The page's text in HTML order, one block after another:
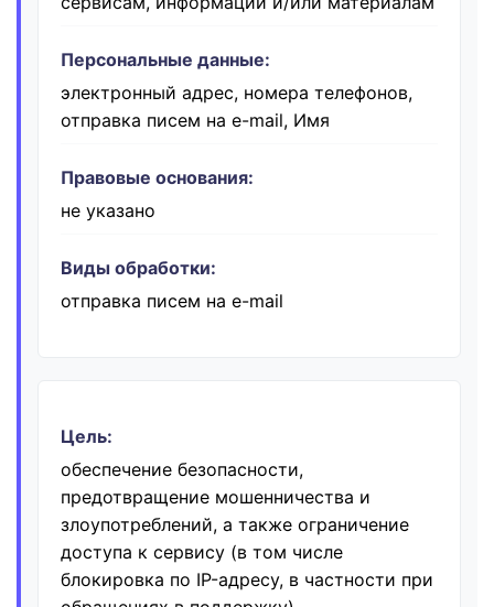
Персональные данные:
электронный адрес, номера телефонов,
отправка писем на e-mail, Имя
Правовые основания:
не указано
Виды обработки:
отправка писем на e-mail
Цель:
обеспечение безопасности,
предотвращение мошенничества и
злоупотреблений, а также ограничение
доступа к сервису (в том числе
блокировка по IP-адресу, в частности при